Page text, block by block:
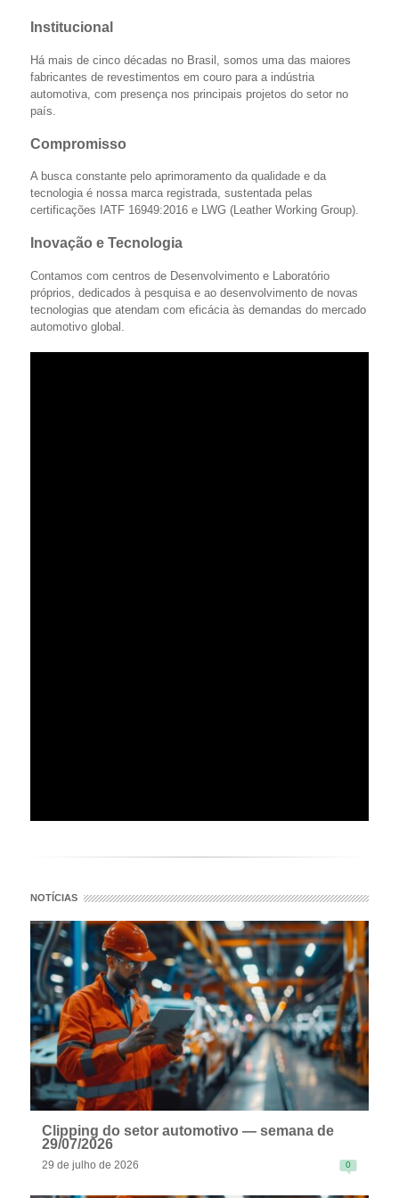
Institucional
Há mais de cinco décadas no Brasil, somos uma das maiores
fabricantes de revestimentos em couro para a indústria
automotiva, com presença nos principais projetos do setor no
país.
Compromisso
A busca constante pelo aprimoramento da qualidade e da
tecnologia é nossa marca registrada, sustentada pelas
certificações IATF 16949:2016 e LWG (Leather Working Group).
Inovação e Tecnologia
Contamos com centros de Desenvolvimento e Laboratório
próprios, dedicados à pesquisa e ao desenvolvimento de novas
tecnologias que atendam com eficácia às demandas do mercado
automotivo global.
NOTÍCIAS
Clipping do setor automotivo — semana de
29/07/2026
29 de julho de 2026 0